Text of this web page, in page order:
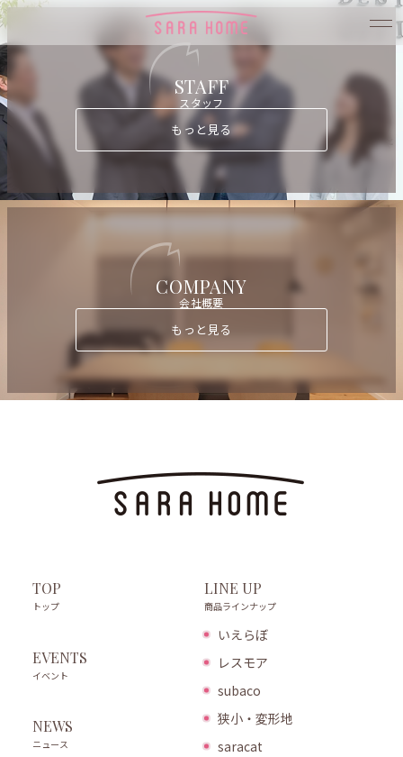
STAFF
スタッフ
もっと見る
COMPANY
会社概要
もっと見る
TOP
トップ
EVENTS
イベント
NEWS
ニュース
LINE UP
商品ラインナップ
いえらぼ
レスモア
subaco
狭小・変形地
saracat